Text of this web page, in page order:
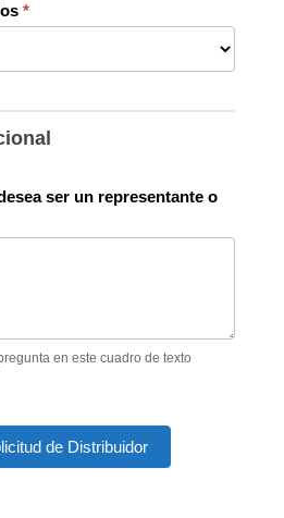
*
ser un representante o
en este cuadro de texto
de Distribuidor